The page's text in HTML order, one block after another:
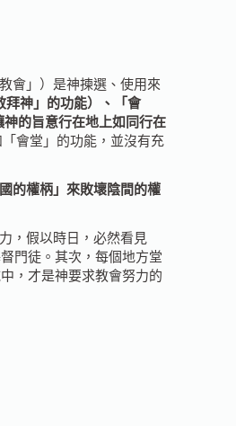
會」）是神揀選、使用來
拜神」的功能）、「會
的旨意行在地上如同行在
會堂」的功能，並沒有充
的權柄」來敗壞陰間的權
，假以時日，必然看見
門徒。其次，每個地方堂
，才是神要求教會努力的